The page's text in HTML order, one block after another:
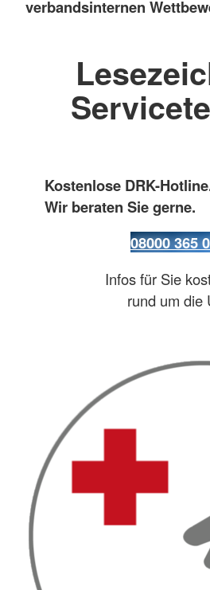
verbandsinternen
Kostenlose DRK-
Wir beraten Sie gerne.
08000 365
Infos für Sie
rund um die